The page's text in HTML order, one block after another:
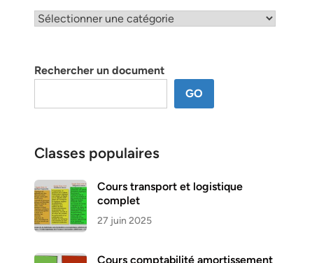
Classification
Rechercher un document
GO
Classes populaires
Cours transport et logistique
complet
27 juin 2025
Cours comptabilité amortissement